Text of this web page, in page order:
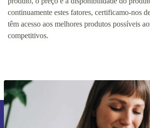
continuamente estes fatores, certificamo-nos
têm acesso aos melhores produtos possíveis
competitivos.
Subscreve a nossa